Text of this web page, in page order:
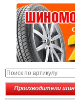
Производители шин